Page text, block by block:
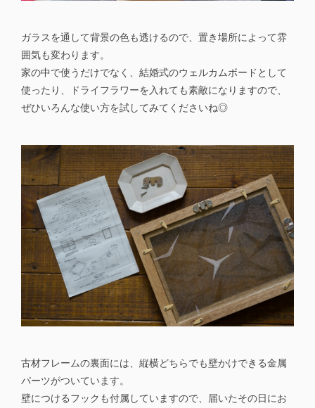
ガラスを通して背景の色も透けるので、置き場所によって雰
囲気も変わります。
家の中で使うだけでなく、結婚式のウェルカムボードとして
使ったり、ドライフラワーを入れても素敵になりますので、
ぜひいろんな使い方を試してみてくださいね◎
古材フレームの裏面には、縦横どちらでも壁かけできる金属
パーツがついています。
壁につけるフックも付属していますので、届いたその日にお